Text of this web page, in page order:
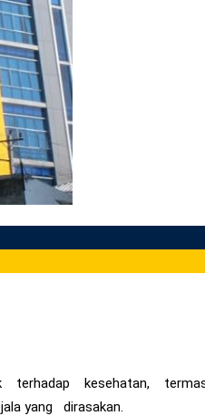
terhadap kesehatan,
yang dirasakan.